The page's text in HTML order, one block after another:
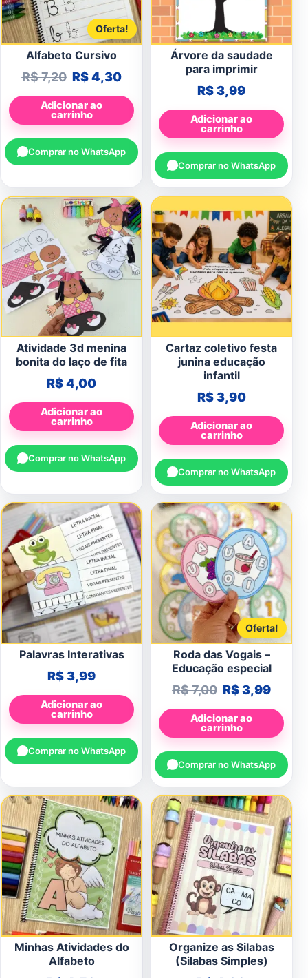
Oferta!
Alfabeto Cursivo
R$7,20 O preço original era: R$ 7,20.
R$4,30O preço atual é: R$ 4,30.
Adicionar ao
carrinho
Comprar no WhatsApp
Árvore da saudade
para imprimir
R$3,99
Adicionar ao
carrinho
Comprar no WhatsApp
Atividade 3d menina
bonita do laço de fita
R$4,00
Adicionar ao
carrinho
Comprar no WhatsApp
Cartaz coletivo festa
junina educação
infantil
R$3,90
Adicionar ao
carrinho
Comprar no WhatsApp
Palavras Interativas
R$3,99
Adicionar ao
carrinho
Comprar no WhatsApp
Oferta!
Roda das Vogais –
Educação especial
R$7,00 O preço
R$3,99O
Adicionar ao
carrinho
Comprar no WhatsApp
Minhas Atividades do
Alfabeto
Organize as Silabas
(Silabas Simples)